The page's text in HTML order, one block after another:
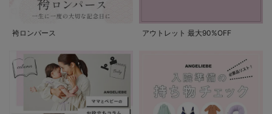
袴ロンパース アウトレット 最大90%OFF